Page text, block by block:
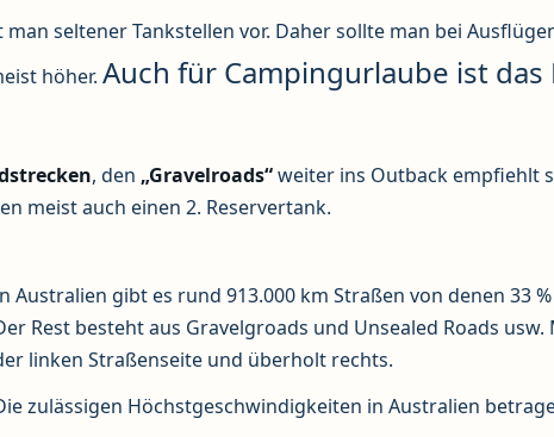
seltener Tankstellen vor. Daher sollte man bei
höher. Auch für Campingurlaube ist das
, den „Gravelroads“weiter ins Outback empfiehlt
meist auch einen 2. Reservertank.
Australien gibt es rund 913.000 km Straßen von denen 33
Rest besteht aus Gravelgroads und Unsealed Roads
linken Straßenseite und überholt rechts.
zulässigen Höchstgeschwindigkeiten in Australien